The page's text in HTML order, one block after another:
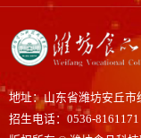
地址：山东省潍坊安丘市
招生电话：0536-